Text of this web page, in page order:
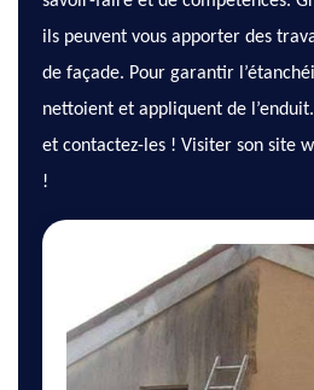
ils peuvent vous apporter des
de façade. Pour garantir
nettoient et appliquent de
et contactez-les ! Visiter son site
!